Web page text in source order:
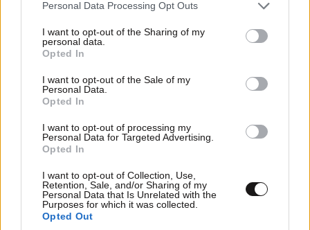
Please note that this website/app uses one or more Google
not limited to your visit or usage behaviour. You may click to
grant or deny consent to Google and its third-party tags to
use your data for below specified purposes in below Google
consent section.
Personal Data Processing Opt Outs
I want to opt-out of the Sharing of my
personal data.
Opted In
I want to opt-out of the Sale of my
Personal Data.
Opted In
I want to opt-out of processing my
Personal Data for Targeted Advertising.
Opted In
I want to opt-out of Collection, Use,
Retention, Sale, and/or Sharing of my
Personal Data that Is Unrelated with the
Purposes for which it was collected.
Opted Out
Xαρακτήρες: 0/1000
Διαβάστε και ακολουθήστε τους κανόνες σχολιασμού